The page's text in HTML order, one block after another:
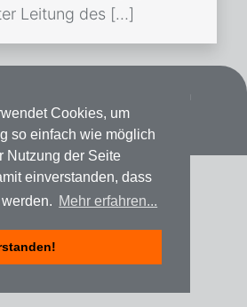
Cookies, um
so einfach wie möglich
Nutzung der Seite
einverstanden, dass
Mehr erfahren...
Leitung des […]